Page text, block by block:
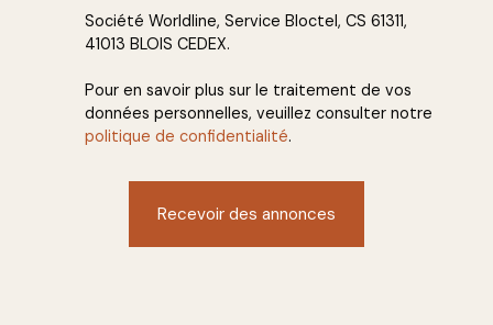
Société Worldline, Service Bloctel, CS 61311,
41013 BLOIS CEDEX.
Pour en savoir plus sur le traitement de vos
données personnelles, veuillez consulter notre
politique de confidentialité.
Recevoir des annonces